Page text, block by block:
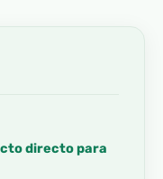
directo para